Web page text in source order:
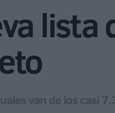
lista
van de los casi